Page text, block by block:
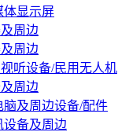
体显示屏
周边
周边
听设备/民用无人机
周边
脑及周边设备/配件
设备及周边